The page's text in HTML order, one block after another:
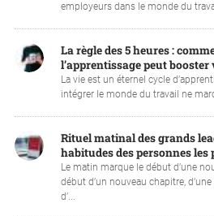
employeurs dans le monde du
La règle des 5 heures :
l’apprentissage peut
La vie est un éternel cycle
intégrer le monde du travail ne
Rituel matinal des grands
habitudes des personnes
Le matin marque le début d’une
début d’un nouveau chapitre,
d’...